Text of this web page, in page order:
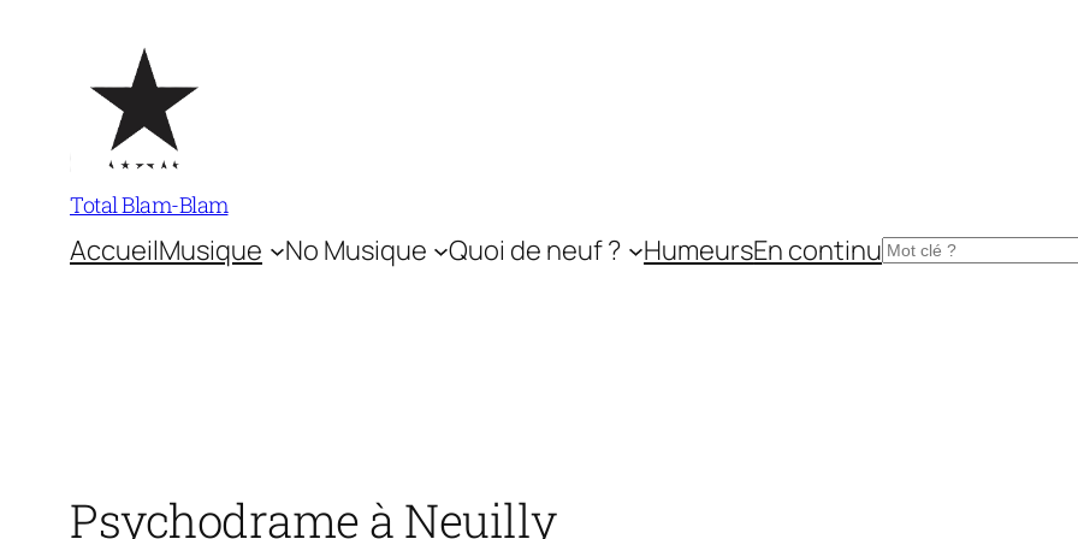
contenu
Total Blam-Blam
AccueilMusique No Musique Quoi de neuf ? HumeursEn continuRechercher
Psychodrame à Neuilly